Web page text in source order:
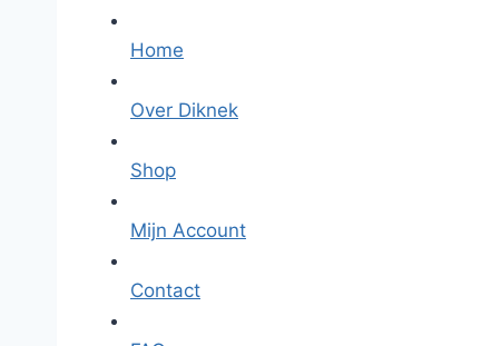
Home
Over Diknek
Shop
Mijn Account
Contact